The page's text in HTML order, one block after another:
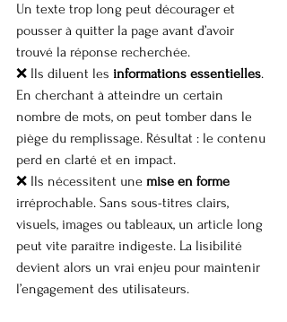
Un texte trop long peut décourager et
pousser à quitter la page avant d’avoir
trouvé la réponse recherchée.
❌ Ils diluent les informations essentielles.
En cherchant à atteindre un certain
nombre de mots, on peut tomber dans le
piège du remplissage. Résultat : le contenu
perd en clarté et en impact.
❌ Ils nécessitent une mise en forme
irréprochable. Sans sous-titres clairs,
visuels, images ou tableaux, un article long
peut vite paraître indigeste. La lisibilité
devient alors un vrai enjeu pour maintenir
l’engagement des utilisateurs.